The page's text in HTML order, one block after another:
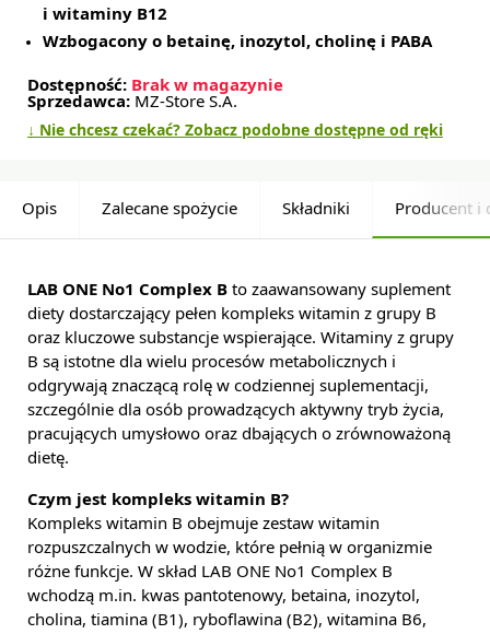
i witaminy B12
Wzbogacony o betainę, inozytol, cholinę i PABA
Dostępność: Brak w magazynie
Sprzedawca: MZ-Store S.A.
↓ Nie chcesz czekać? Zobacz podobne dostępne od ręki
Opis Zalecane spożycie Składniki Producent i
LAB ONE No1 Complex B to zaawansowany suplement
diety dostarczający pełen kompleks witamin z grupy B
oraz kluczowe substancje wspierające. Witaminy z grupy
B są istotne dla wielu procesów metabolicznych i
odgrywają znaczącą rolę w codziennej suplementacji,
szczególnie dla osób prowadzących aktywny tryb życia,
pracujących umysłowo oraz dbających o zrównoważoną
dietę.
Czym jest kompleks witamin B?
Kompleks witamin B obejmuje zestaw witamin
rozpuszczalnych w wodzie, które pełnią w organizmie
różne funkcje. W skład LAB ONE No1 Complex B
wchodzą m.in. kwas pantotenowy, betaina, inozytol,
cholina, tiamina (B1), ryboflawina (B2), witamina B6,